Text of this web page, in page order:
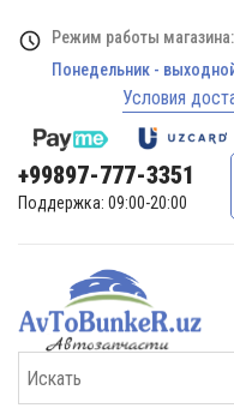
Режим работы магазина:
Понедельник -
Условия
+99897-777-3351
Поддержка: 09:00-20:00